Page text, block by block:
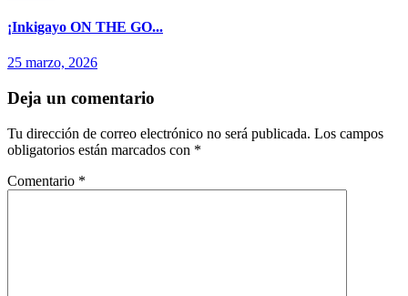
¡Inkigayo ON THE GO...
25 marzo, 2026
Deja un comentario
Tu dirección de correo electrónico no será publicada. Los campos
obligatorios están marcados con *
Comentario *